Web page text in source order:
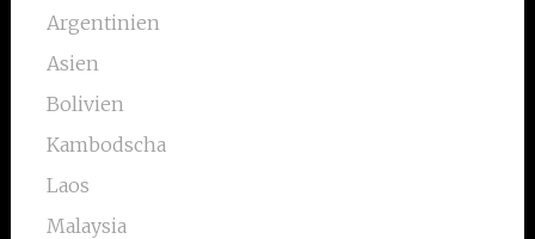
Argentinien
Asien
Bolivien
Kambodscha
Laos
Malaysia